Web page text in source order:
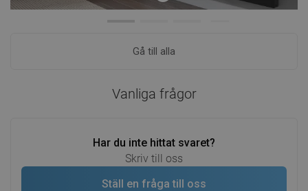
Gå till alla
Vanliga frågor
Har du inte hittat svaret?
Skriv till oss
Ställ en fråga till oss